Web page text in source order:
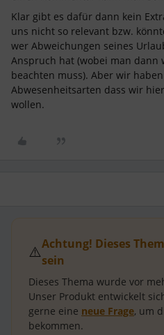
Klar gibt es dafür dann kein
uns nicht so relevant bzw.
wer Abweichungen seines
Anspruch hat (wobei man dann
beachten muss). Aber wir
Abwesenheitsarten dass wir
wollen.
⚠️Achtung! Dieses
sein
Dieses Thema wurde vor
Unser Produkt entwickelt
gerne eine neue Frage, um
bekommen.